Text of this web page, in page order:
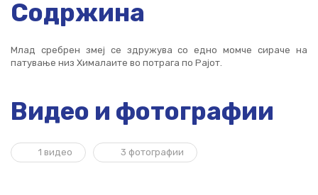
Содржина
Млад сребрен змеј се здружува со едно момче сираче на
патување низ Хималаите во потрага по Рајот.
Видео и фотографии
1 видео 3 фотографии